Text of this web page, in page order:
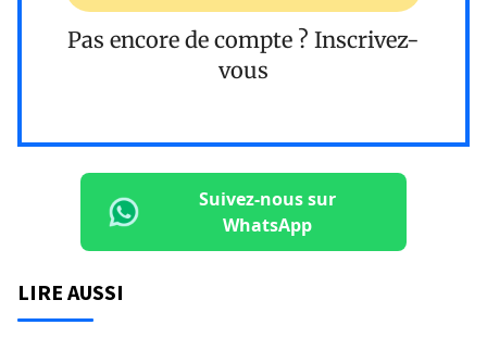
Pas encore de compte ? Inscrivez-
vous
Suivez-nous sur
WhatsApp
LIRE AUSSI